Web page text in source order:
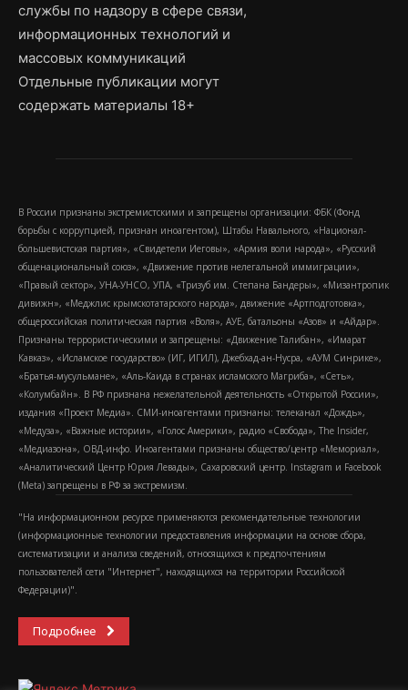
службы по надзору в сфере связи,
информационных технологий и
массовых коммуникаций
Отдельные публикации могут
содержать материалы 18+
В России признаны экстремистскими и запрещены организации: ФБК (Фонд
борьбы с коррупцией, признан иноагентом), Штабы Навального, «Национал-
большевистская партия», «Свидетели Иеговы», «Армия воли народа», «Русский
общенациональный союз», «Движение против нелегальной иммиграции»,
«Правый сектор», УНА-УНСО, УПА, «Тризуб им. Степана Бандеры», «Мизантропик
дивижн», «Меджлис крымскотатарского народа», движение «Артподготовка»,
общероссийская политическая партия «Воля», АУЕ, батальоны «Азов» и «Айдар».
Признаны террористическими и запрещены: «Движение Талибан», «Имарат
Кавказ», «Исламское государство» (ИГ, ИГИЛ), Джебхад-ан-Нусра, «АУМ Синрике»,
«Братья-мусульмане», «Аль-Каида в странах исламского Магриба», «Сеть»,
«Колумбайн». В РФ признана нежелательной деятельность «Открытой России»,
издания «Проект Медиа». СМИ-иноагентами признаны: телеканал «Дождь»,
«Медуза», «Важные истории», «Голос Америки», радио «Свобода», The Insider,
«Медиазона», ОВД-инфо. Иноагентами признаны общество/центр «Мемориал»,
«Аналитический Центр Юрия Левады», Сахаровский центр. Instagram и Facebook
(Metа) запрещены в РФ за экстремизм.
"На информационном ресурсе применяются рекомендательные технологии
(информационные технологии предоставления информации на основе сбора,
систематизации и анализа сведений, относящихся к предпочтениям
пользователей сети "Интернет", находящихся на территории Российской
Федерации)".
Подробнее